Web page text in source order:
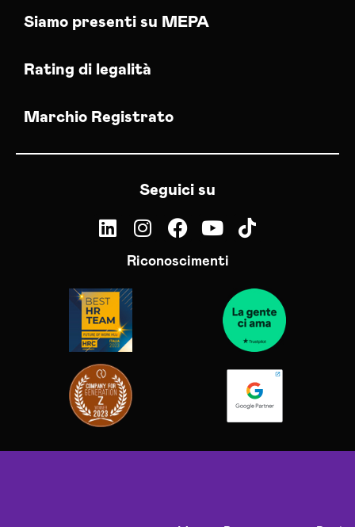
Siamo presenti su MEPA
Rating di legalità
Marchio Registrato
Seguici su
Riconoscimenti